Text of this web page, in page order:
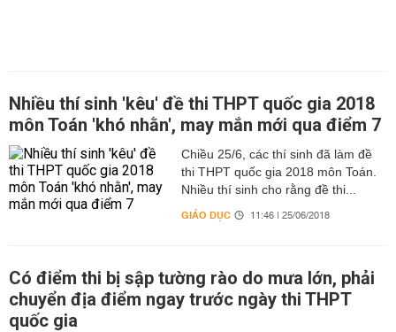
Nhiều thí sinh 'kêu' đề thi THPT quốc gia 2018
môn Toán 'khó nhằn', may mắn mới qua điểm 7
Chiều 25/6, các thí sinh đã làm đề
thi THPT quốc gia 2018 môn Toán.
Nhiều thí sinh cho rằng đề thi...
GIÁO DỤC 11:46 | 25/06/2018
Có điểm thi bị sập tường rào do mưa lớn, phải
chuyển địa điểm ngay trước ngày thi THPT
quốc gia